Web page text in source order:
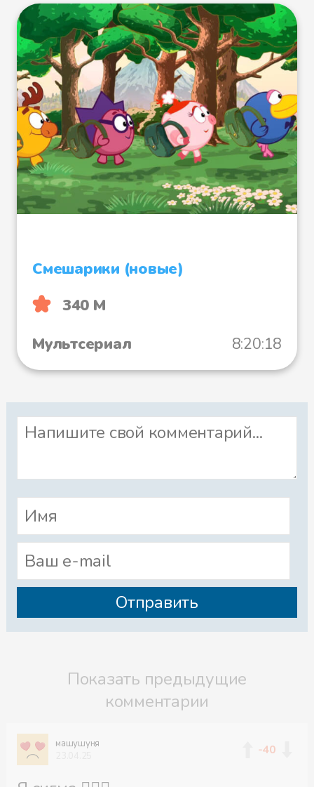
Смешарики (новые)
340 М
Мультсериал
8:20:18
Показать предыдущие
комментарии
машушуня
-40